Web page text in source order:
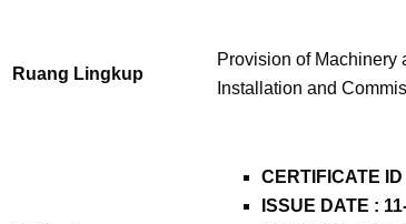
Ruang Lingkup
Provision of Machinery
Installation and
CERTIFICATE ID
ISSUE DATE :